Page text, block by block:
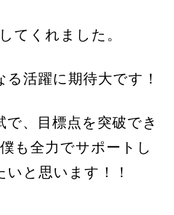
てくれました。
る活躍に期待大です！
で、目標点を突破でき
も全力でサポートし
いと思います！！